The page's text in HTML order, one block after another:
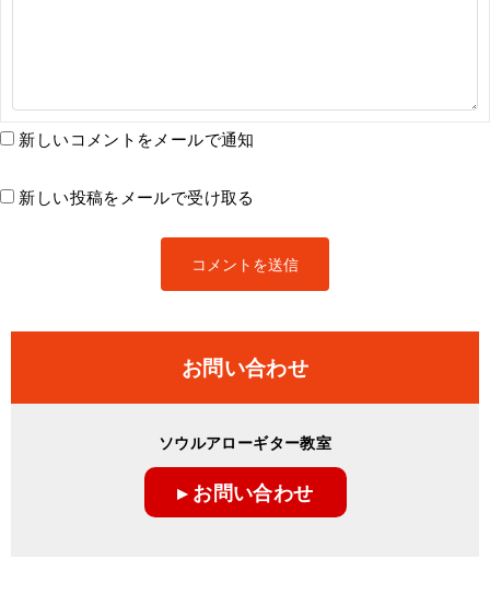
新しいコメントをメールで通知
新しい投稿をメールで受け取る
お問い合わせ
ソウルアローギター教室
▸ お問い合わせ